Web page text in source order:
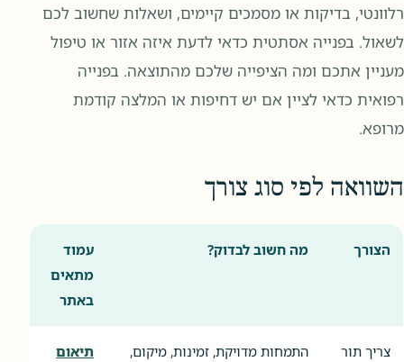
רלוונטי, בדיקות או מסמכים קיימים, ושאלות שחשוב לכם
לשאול. בפנייה אסתטית כדאי לדעת איזה אזור או טיפול
מעניין אתכם ומה הציפייה שלכם מהתוצאה. בפנייה
רפואית כדאי לציין אם יש דחיפות או המלצה קודמת
מרופא.
השוואה לפי סוג צורך
הצורך מה חשוב לבדוק?
עמוד
מתאים
באתר
צריך תור
התמחות מדויקת, זמינות, מיקום,
תיאום